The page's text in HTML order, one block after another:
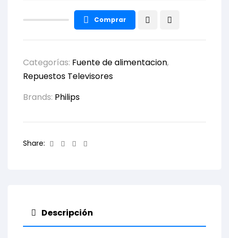
Comprar
Categorías: Fuente de alimentacion,
Repuestos Televisores
Brands: Philips
Share: Facebook
TwitterLinkedin
Descripción